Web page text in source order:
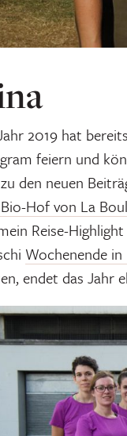
2019 hat
feiern und
den neuen
Hof von La
Reise-
Wochenende in
endet das Jahr